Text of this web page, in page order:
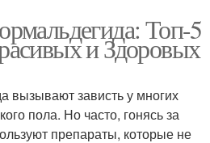
Топ-5
и Здоровых
вызывают зависть у многих
пола. Но часто, гонясь за
препараты, которые не